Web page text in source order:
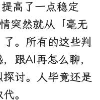
高了一点稳定
突然就从「毫无
。所有的这些判
跟AI再怎么聊，
讨。人毕竟还是
。